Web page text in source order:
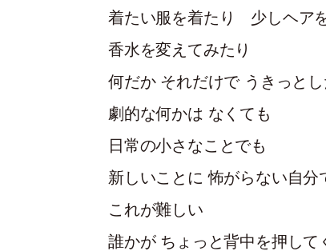
着たい服を着たり 少しヘア
香水を変えてみたり
何だか それだけで うきっとし
劇的な何かは なくても
日常の小さなことでも
新しいことに 怖がらない自分
これが難しい
誰かが ちょっと背中を押して